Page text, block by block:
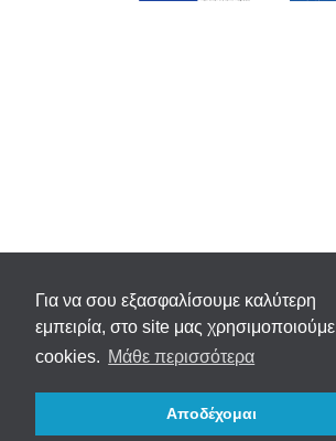
Για να σου εξασφαλίσουμε καλύτερη
εμπειρία, στο site μας χρησιμοποιούμε
cookies. Μάθε περισσότερα
Αποδέχομαι